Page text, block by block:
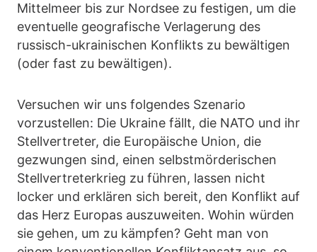
Mittelmeer bis zur Nordsee zu festigen, um die
eventuelle geografische Verlagerung des
russisch-ukrainischen Konflikts zu bewältigen
(oder fast zu bewältigen).
Versuchen wir uns folgendes Szenario
vorzustellen: Die Ukraine fällt, die NATO und ihr
Stellvertreter, die Europäische Union, die
gezwungen sind, einen selbstmörderischen
Stellvertreterkrieg zu führen, lassen nicht
locker und erklären sich bereit, den Konflikt auf
das Herz Europas auszuweiten. Wohin würden
sie gehen, um zu kämpfen? Geht man von